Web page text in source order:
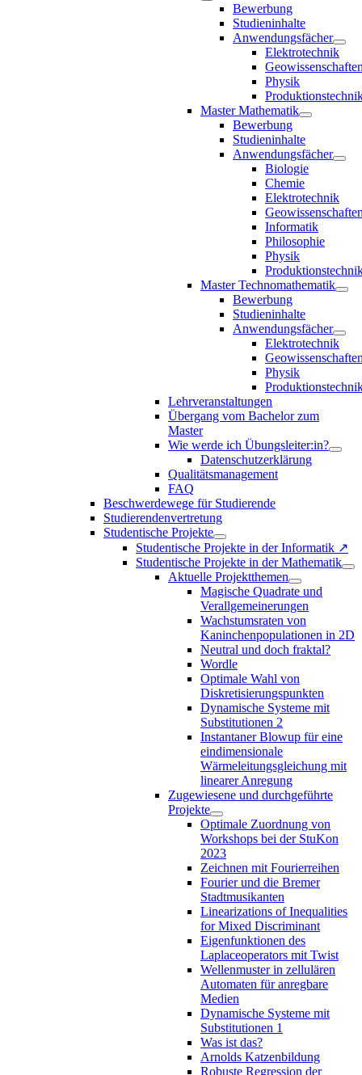
Bewerbung
Studieninhalte
Anwendungsfächer
Elektrotechnik
Physik
Master Mathematik
Bewerbung
Studieninhalte
Anwendungsfächer
Biologie
Chemie
Elektrotechnik
Informatik
Philosophie
Physik
Master Technomathematik
Bewerbung
Studieninhalte
Anwendungsfächer
Elektrotechnik
Physik
Lehrveranstaltungen
Übergang vom Bachelor zum
Master
Wie werde ich Übungsleiter:in?
Datenschutzerklärung
Qualitätsmanagement
FAQ
Beschwerdewege für Studierende
Studierendenvertretung
Studentische Projekte
Studentische Projekte in der Informatik ↗
Studentische Projekte in der Mathematik
Aktuelle Projektthemen
Magische Quadrate und
Verallgemeinerungen
Wachstumsraten von
Kaninchenpopulationen in 2D
Neutral und doch fraktal?
Wordle
Optimale Wahl von
Diskretisierungspunkten
Dynamische Systeme mit
Substitutionen 2
Instantaner Blowup für eine
eindimensionale
Wärmeleitungsgleichung mit
linearer Anregung
Zugewiesene und durchgeführte
Projekte
Optimale Zuordnung von
Workshops bei der StuKon
2023
Zeichnen mit Fourierreihen
Fourier und die Bremer
Stadtmusikanten
Linearizations of Inequalities
for Mixed Discriminant
Eigenfunktionen des
Laplaceoperators mit Twist
Wellenmuster in zellulären
Automaten für anregbare
Medien
Dynamische Systeme mit
Substitutionen 1
Was ist das?
Arnolds Katzenbildung
Robuste Regression der